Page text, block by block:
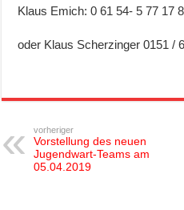
Klaus Emich: 0 61 54- 5 77 17
oder Klaus Scherzinger 0151 /
vorheriger
Vorstellung des neuen
Jugendwart-Teams am
05.04.2019